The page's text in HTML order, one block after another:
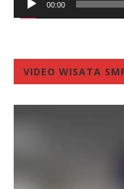
00:00
VIDEO WISATA